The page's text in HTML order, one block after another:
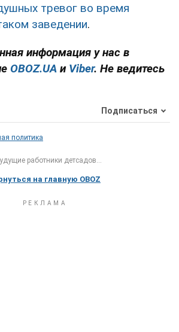
тревог во время
заведении.
информация у нас в
OBOZ.UA и Viber. Не ведитесь
Подписаться
политика
работники детсадов...
на главную OBOZ